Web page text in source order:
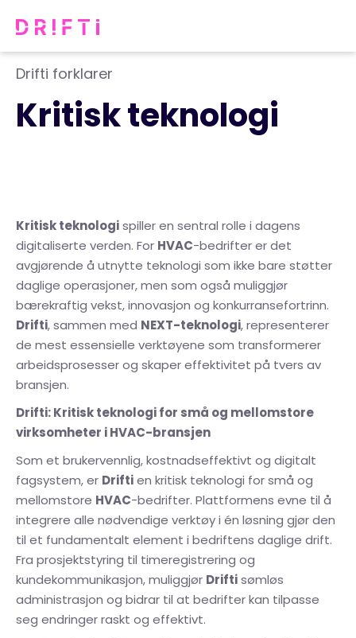
Drifti forklarer
Kritisk teknologi
Kritisk teknologispiller en sentral rolle i dagens
digitaliserte verden. For HVAC-bedrifter er det
avgjørende å utnytte teknologi som ikke bare støtter
daglige operasjoner, men som også muliggjør
bærekraftig vekst, innovasjon og konkurransefortrinn.
Drifti, sammen med NEXT-teknologi, representerer
de mest essensielle verktøyene som transformerer
arbeidsprosesser og skaper effektivitet på tvers av
bransjen.
Drifti: Kritisk teknologi for små og mellomstore
virksomheter i HVAC-bransjen
Som et brukervennlig, kostnadseffektivt og digitalt
fagsystem, er Driftien kritisk teknologi for små og
mellomstore HVAC-bedrifter. Plattformens evne til å
integrere alle nødvendige verktøy i én løsning gjør den
til et fundamentalt element i bedriftens daglige drift.
Fra prosjektstyring til timeregistrering og
kundekommunikasjon, muliggjør Driftisømløs
administrasjon og bidrar til at bedrifter kan tilpasse
seg endringer raskt og effektivt.